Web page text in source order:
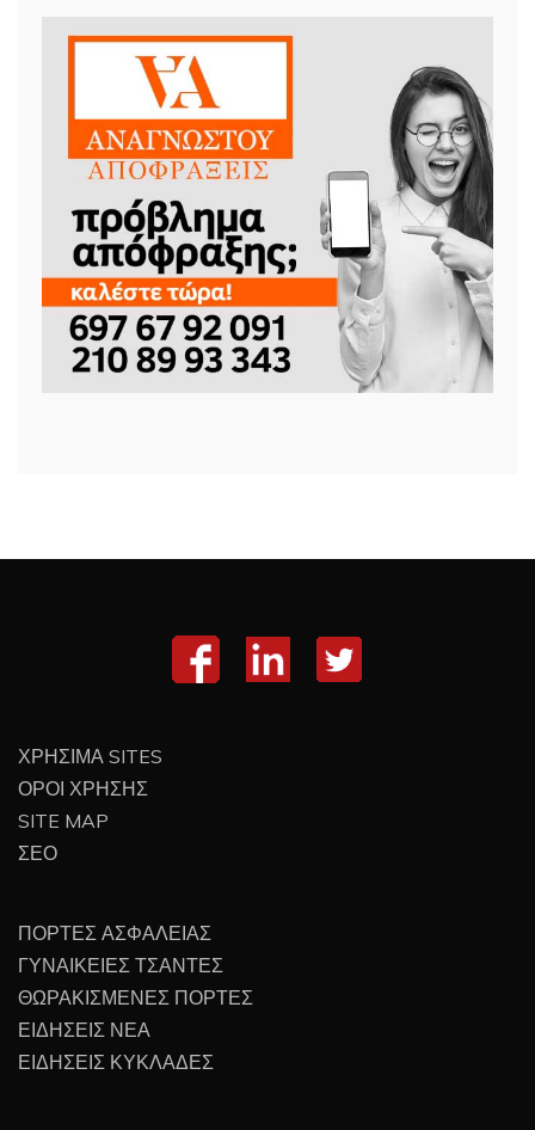
ΧΡΗΣΙΜΑ SITES
ΟΡΟΙ ΧΡΗΣΗΣ
SITE MAP
ΣΕΟ
ΠΟΡΤΕΣ ΑΣΦΑΛΕΙΑΣ
ΓΥΝΑΙΚΕΙΕΣ ΤΣΑΝΤΕΣ
ΘΩΡΑΚΙΣΜΕΝΕΣ ΠΟΡΤΕΣ
ΕΙΔΗΣΕΙΣ ΝΕΑ
ΕΙΔΗΣΕΙΣ ΚΥΚΛΑΔΕΣ